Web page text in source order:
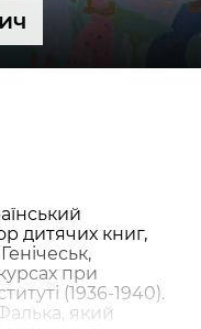
дитячих книг,
при
(1936-1940).
який